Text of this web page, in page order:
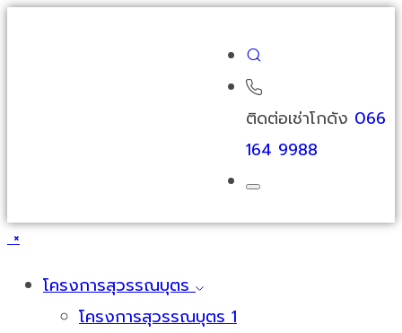
ติดต่อเช่าโกดัง 066
164 9988
×
โครงการสุวรรณบุตร
โครงการสุวรรณบุตร 1